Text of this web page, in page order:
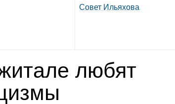
Совет Ильяхова
любят